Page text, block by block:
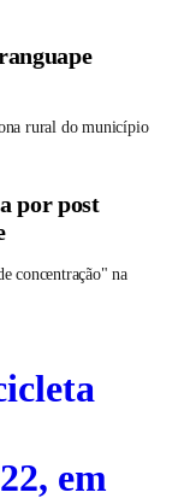
rural do município
por post
concentração" na
em